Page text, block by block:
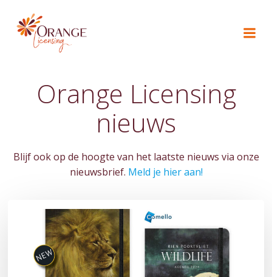
Orange Licensing
nieuws
Blijf ook op de hoogte van het laatste nieuws via onze
nieuwsbrief. Meld je hier aan!